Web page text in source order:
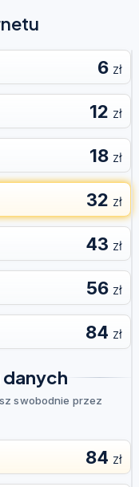
6 zł
12 zł
18 zł
32 zł
43 zł
56 zł
84 zł
danych
swobodnie przez
84 zł